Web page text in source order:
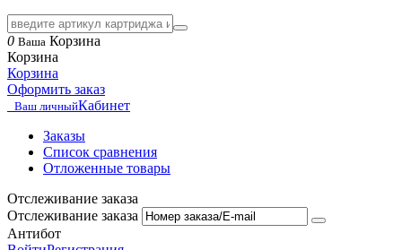
0 Ваша Корзина
Корзина
Корзина
Оформить заказ
Ваш личныйКабинет
Заказы
Список сравнения
Отложенные товары
Отслеживание заказа
Отслеживание заказа
Антибот